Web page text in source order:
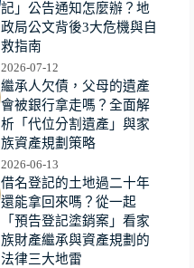
記」公告通知怎麼辦？地
政局公文背後3大危機與自
救指南
2026-07-12
繼承人欠債，父母的遺產
會被銀行拿走嗎？全面解
析「代位分割遺產」與家
族資產規劃策略
2026-06-13
借名登記的土地過二十年
還能拿回來嗎？從一起
「預告登記塗銷案」看家
族財產繼承與資產規劃的
法律三大地雷